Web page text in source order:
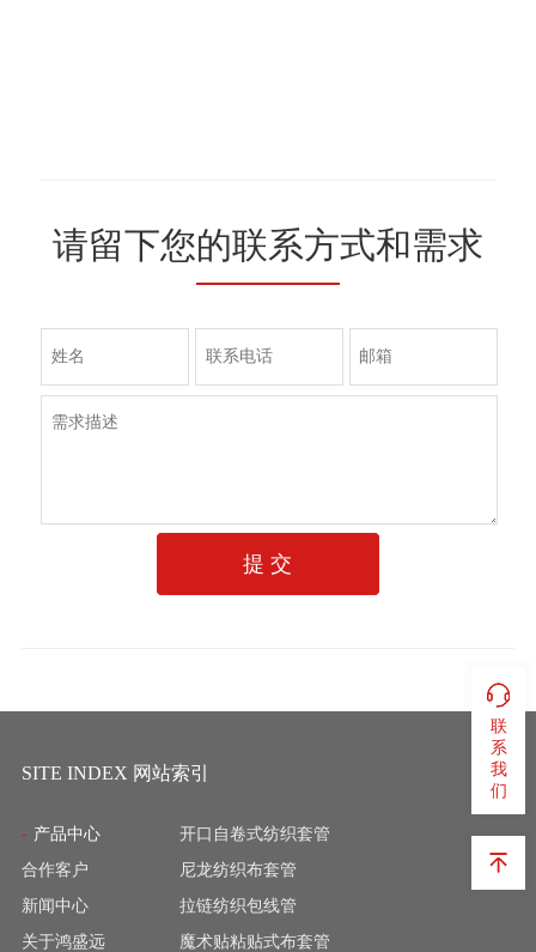
请留下您的联系方式和需求
提 交
SITE INDEX 网站索引
产品中心
合作客户
新闻中心
关于鸿盛远
开口自卷式纺织套管
尼龙纺织布套管
拉链纺织包线管
魔术贴粘贴式布套管
联
系
我
们